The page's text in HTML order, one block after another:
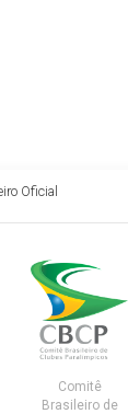
Oficial
Comitê
Brasileiro de